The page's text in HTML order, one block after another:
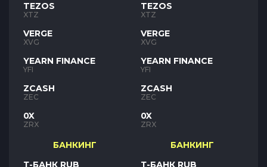
TEZOS
XTZ
VERGE
XVG
YEARN FINANCE
YFI
ZCASH
ZEC
0X
ZRX
БАНКИНГ
Т-БАНК RUB
TEZOS
XTZ
VERGE
XVG
YEARN FINANCE
YFI
ZCASH
ZEC
0X
ZRX
БАНКИНГ
Т-БАНК RUB